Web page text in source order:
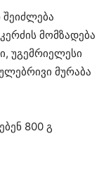
მომზადება
უგემრიელესი
მურაბა
800 გ